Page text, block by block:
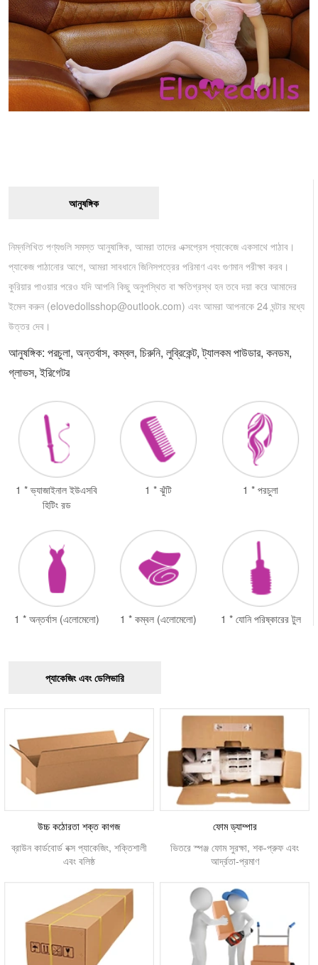
আনুষঙ্গিক
নিম্নলিখিত পণ্যগুলি সমস্ত আনুষাঙ্গিক, আমরা তাদের এক্সপ্রেস প্যাকেজে একসাথে পাঠাব।
প্যাকেজ পাঠানোর আগে, আমরা সাবধানে জিনিসপত্রের পরিমাণ এবং গুণমান পরীক্ষা করব।
কুরিয়ার পাওয়ার পরেও যদি আপনি কিছু অনুপস্থিত বা ক্ষতিগ্রস্থ হন তবে দয়া করে আমাদের
ইমেল করুন (elovedollsshop@outlook.com) এবং আমরা আপনাকে 24 ঘন্টার মধ্যে
উত্তর দেব।
আনুষঙ্গিক: পরচুলা, অন্তর্বাস, কম্বল, চিরুনি, লুব্রিকেন্ট, ট্যালকম পাউডার, কনডম,
গ্লাভস, ইরিগেটর
1 * ভ্যাজাইনাল ইউএসবি
হিটিং রড
1 * ঝুঁটি 1 * পরচুলা
1 * অন্তর্বাস (এলোমেলো) 1 * কম্বল (এলোমেলো) 1 * যোনি পরিষ্কারের টুল
প্যাকেজিং এবং ডেলিভারি
উচ্চ কঠোরতা শক্ত কাগজ
ব্রাউন কার্ডবোর্ড বক্স প্যাকেজিং, শক্তিশালী
এবং বলিষ্ঠ
ফোম ড্যাম্পার
ভিতরে স্পঞ্জ ফোম সুরক্ষা, শক-প্রুফ এবং
আর্দ্রতা-প্রমাণ